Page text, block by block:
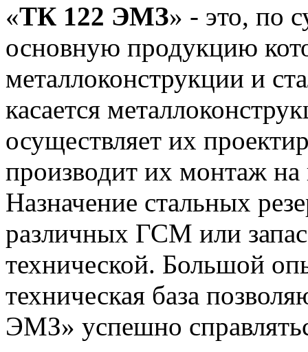
«ТК 122 ЭМЗ» - это, по
основную продукцию
металлоконструкции и
касается
осуществляет их
производит их монтаж на
Назначение стальных
различных ГСМ или
технической. Большой
техническая база
ЭМЗ» успешно